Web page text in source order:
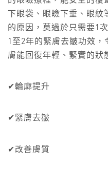
下眼袋、眼瞼下垂、眼
的原因，莫過於只需要1
1至2年的緊膚去皺功效
膚能回復年輕、緊實的狀
✔輪廓提升
✔緊膚去皺
✔改善膚質